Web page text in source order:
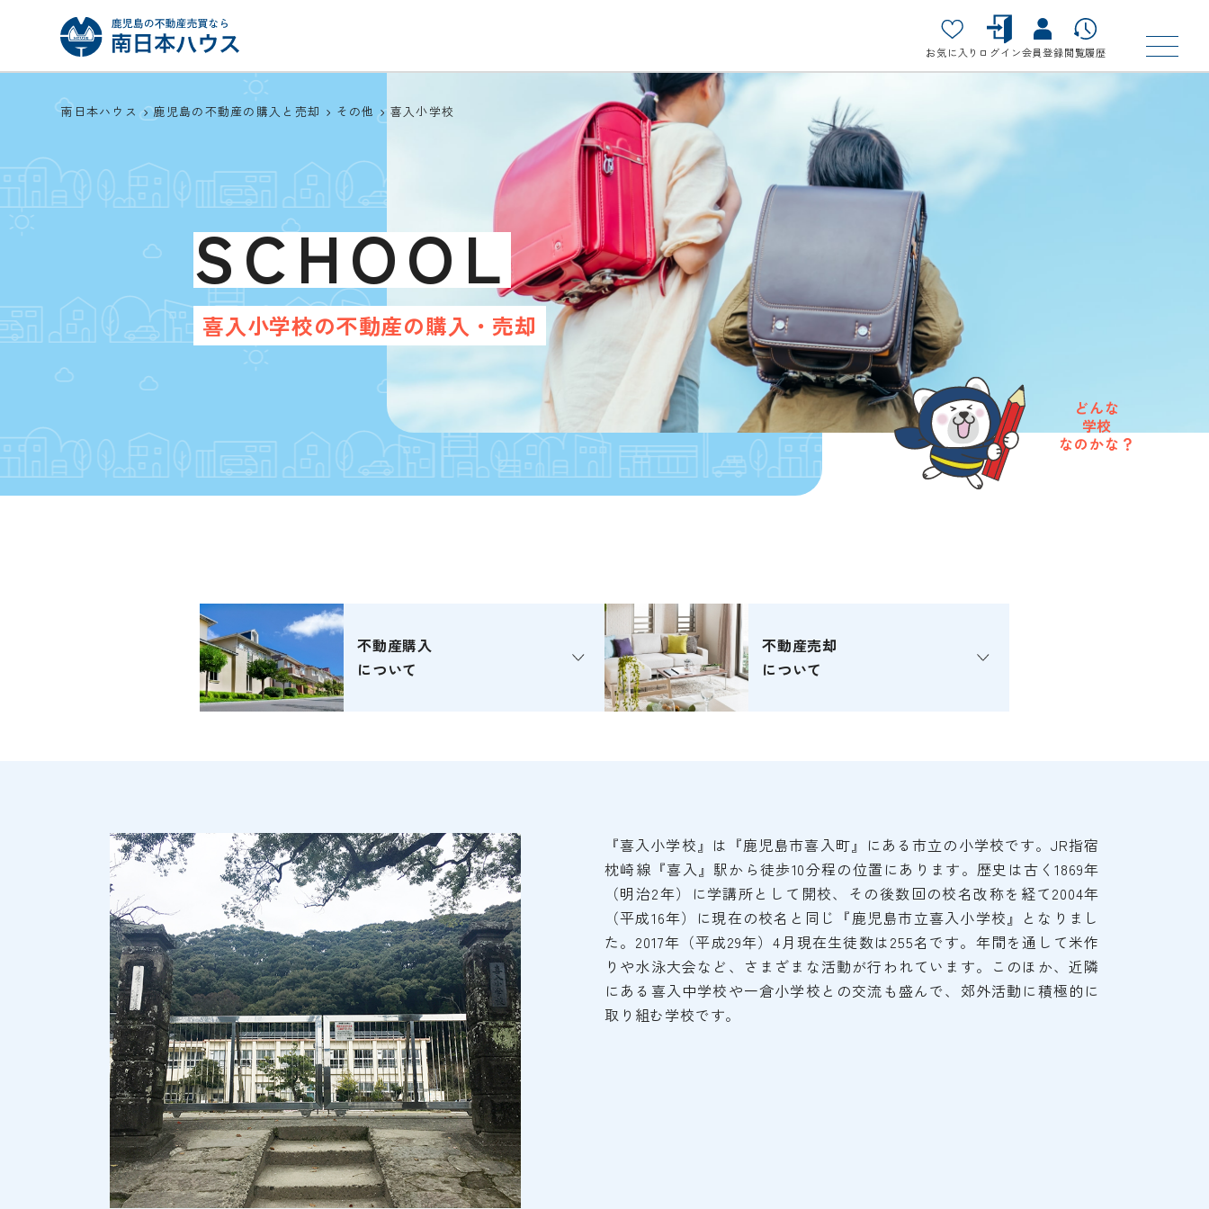
お気に入り ログイン会員登録閲覧履歴
南日本ハウス 鹿児島の不動産の購入と売却 その他 喜入小学校
SCHOOL
喜入小学校の不動産の購入・売却
どんな
学校
なのかな？
不動産購入
について
不動産売却
について
『喜入小学校』は『鹿児島市喜入町』にある市立の小学校です。JR指宿
枕崎線『喜入』駅から徒歩10分程の位置にあります。歴史は古く1869年
（明治2年）に学講所として開校、その後数回の校名改称を経て2004年
（平成16年）に現在の校名と同じ『鹿児島市立喜入小学校』となりまし
た。2017年（平成29年）4月現在生徒数は255名です。年間を通して米作
りや水泳大会など、さまざまな活動が行われています。このほか、近隣
にある喜入中学校や一倉小学校との交流も盛んで、郊外活動に積極的に
取り組む学校です。